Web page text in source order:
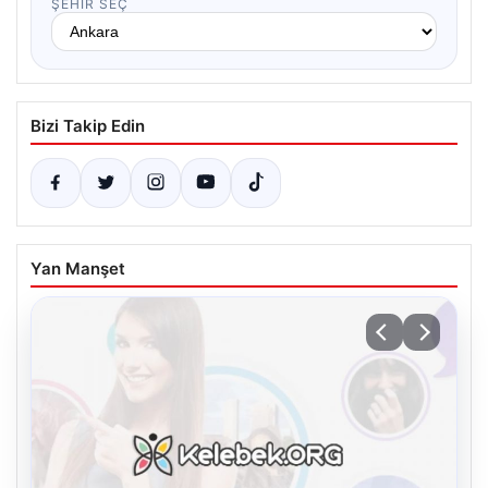
ŞEHIR SEÇ
Bizi Takip Edin
Yan Manşet